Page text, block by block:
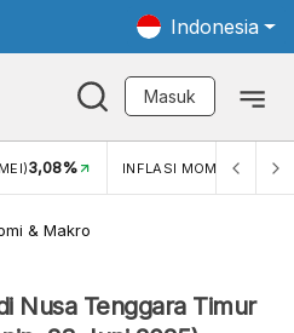
Indonesia
Masuk
3,08% INFLASI MOM (MEI)
& Makro
Nusa Tenggara Timur